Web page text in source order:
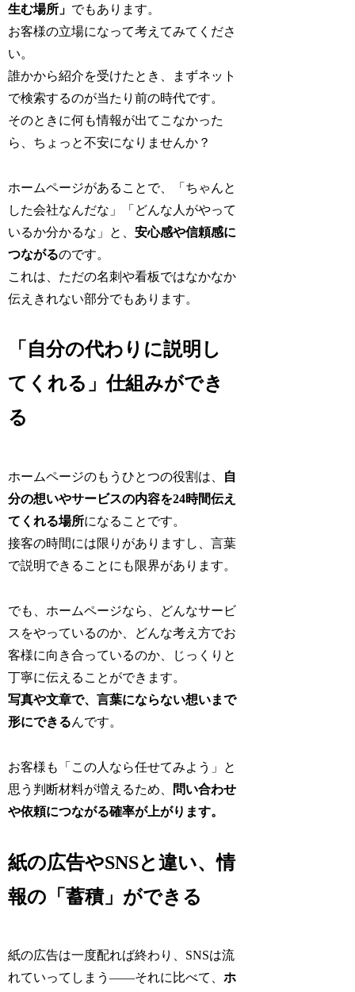
生む場所」 でもあります。
お客様の立場になって考えてみてくださ
い。
誰かから紹介を受けたとき、まずネット
で検索するのが当たり前の時代です。
そのときに何も情報が出てこなかった
ら、ちょっと不安になりませんか？
ホームページがあることで、「ちゃんと
した会社なんだな」「どんな人がやって
いるか分かるな」と、安心感や信頼感に
つながるのです。
これは、ただの名刺や看板ではなかなか
伝えきれない部分でもあります。
「自分の代わりに説明し
てくれる」仕組みができ
る
ホームページのもうひとつの役割は、
自
分の想いやサービスの内容を24時間伝え
てくれる場所になることです。
接客の時間には限りがありますし、言葉
で説明できることにも限界があります。
でも、ホームページなら、どんなサービ
スをやっているのか、どんな考え方でお
客様に向き合っているのか、じっくりと
丁寧に伝えることができます。
写真や文章で、言葉にならない想いまで
形にできるんです。
お客様も「この人なら任せてみよう」と
思う判断材料が増えるため、
問い合わせ
や依頼につながる確率が上がります。
紙の広告やSNSと違い、情
報の「蓄積」ができる
紙の広告は一度配れば終わり、SNSは流
れていってしまう——それに比べて、ホ